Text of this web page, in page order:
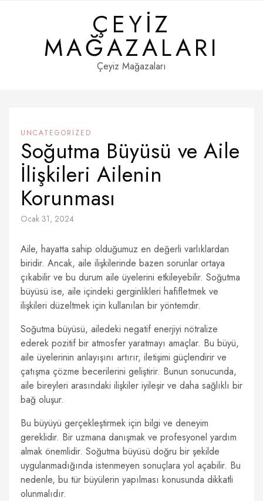
ÇEYIZ
MAĞAZALARI
Çeyiz Mağazaları
UNCATEGORIZED
Soğutma Büyüsü ve Aile
İlişkileri Ailenin
Korunması
Ocak 31, 2024
Aile, hayatta sahip olduğumuz en değerli varlıklardan
biridir. Ancak, aile ilişkilerinde bazen sorunlar ortaya
çıkabilir ve bu durum aile üyelerini etkileyebilir. Soğutma
büyüsü ise, aile içindeki gerginlikleri hafifletmek ve
ilişkileri düzeltmek için kullanılan bir yöntemdir.
Soğutma büyüsü, ailedeki negatif enerjiyi nötralize
ederek pozitif bir atmosfer yaratmayı amaçlar. Bu büyü,
aile üyelerinin anlayışını artırır, iletişimi güçlendirir ve
çatışma çözme becerilerini geliştirir. Bunun sonucunda,
aile bireyleri arasındaki ilişkiler iyileşir ve daha sağlıklı bir
bağ oluşur.
Bu büyüyü gerçekleştirmek için bilgi ve deneyim
gereklidir. Bir uzmana danışmak ve profesyonel yardım
almak önemlidir. Soğutma büyüsü doğru bir şekilde
uygulanmadığında istenmeyen sonuçlara yol açabilir. Bu
nedenle, bu tür büyülerin yapılması konusunda dikkatli
olunmalıdır.